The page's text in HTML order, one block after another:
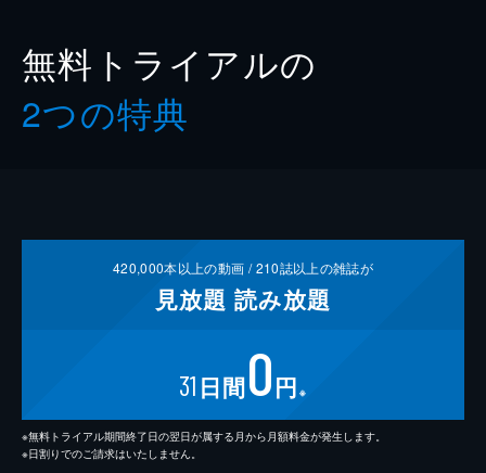
無料トライアルの
2つの特典
420,000本以上の動画 /210誌以上の雑誌が
見放題 読み放題
31 日間0円 ※
※無料トライアル期間終了日の翌日が属する月から月額料金が発生します。
※日割りでのご請求はいたしません。